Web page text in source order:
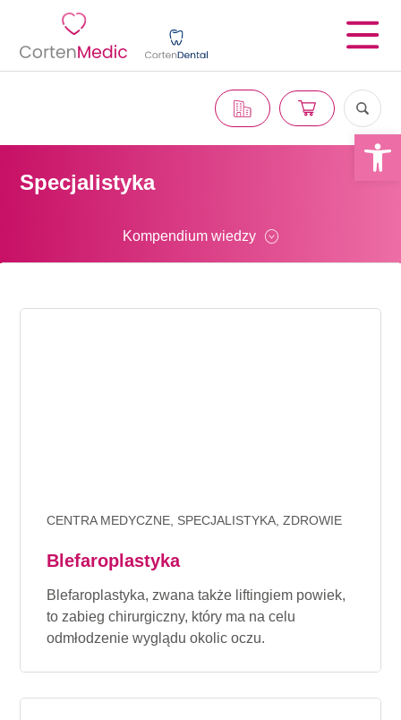
Specjalistyka
Kompendium wiedzy
CENTRA MEDYCZNE, SPECJALISTYKA, ZDROWIE
Blefaroplastyka
Blefaroplastyka, zwana także liftingiem powiek,
to zabieg chirurgiczny, który ma na celu
odmłodzenie wyglądu okolic oczu.